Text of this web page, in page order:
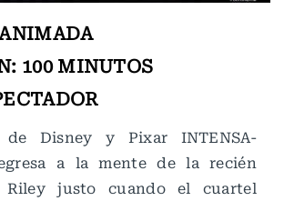
100 MINUTOS
Disney y Pixar INTENSA-
a la mente de la recién
Riley justo cuando el cuartel